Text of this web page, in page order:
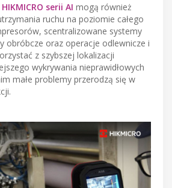
HIKMICRO serii AI mogą również
ruchu na poziomie całego
scentralizowane systemy
obróbcze oraz operacje odlewnicze i
z szybszej lokalizacji
wykrywania nieprawidłowych
małe problemy przerodzą się w